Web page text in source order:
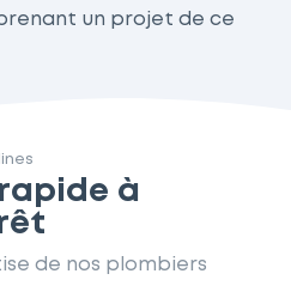
un projet de ce
à
de nos plombiers